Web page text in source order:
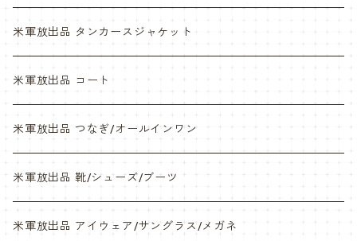
NWU
米軍放出品 タンカースジャケット
米軍放出品 コート
米軍放出品 つなぎ/オールインワン
米軍放出品 靴/シューズ/ブーツ
米軍放出品 アイウェア/サングラス/メガネ